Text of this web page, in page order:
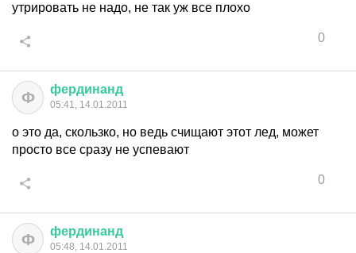
утрировать не надо, не так уж все плохо
0
Ф фердинанд
05:41, 14.01.2011
о это да, скользко, но ведь счищают этот лед, может
просто все сразу не успевают
0
Ф фердинанд
05:48, 14.01.2011